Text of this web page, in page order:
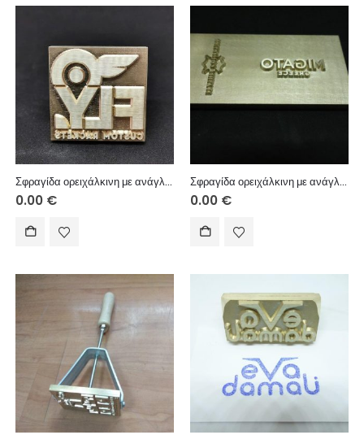
Σφραγίδα ορειχάλκινη με ανάγλυφη χάραξη για αποτύπωμα/πυρογραφία με θέρμανση.
0.00 €
Σφραγίδα ορειχάλκινη με ανάγλυφη χάραξη για αποτύπωμα/πυρογραφία με θέρμανση.
0.00 €